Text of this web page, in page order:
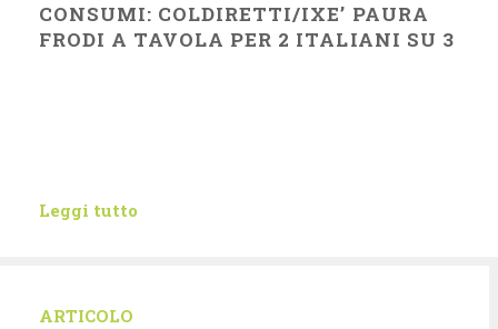
CONSUMI: COLDIRETTI/IXE’ PAURA
FRODI A TAVOLA PER 2 ITALIANI SU 3
Leggi tutto
ARTICOLO